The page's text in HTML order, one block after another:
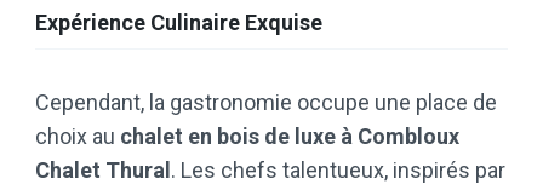
Expérience Culinaire Exquise
Cependant, la gastronomie occupe une place de
choix au chalet en bois de luxe à Combloux
Chalet Thural . Les chefs talentueux, inspirés par